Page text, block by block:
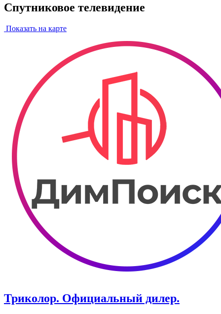
Спутниковое телевидение
Показать на карте
Триколор. ​Официальный дилер.